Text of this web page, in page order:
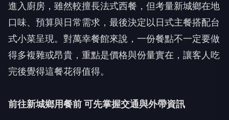
進入廚房，雖然較擅長法式西餐，但考量新城鄉在地
口味、預算與日常需求，最後決定以日式主餐搭配台
式小菜呈現。對萬幸餐館來說，一份餐點不一定要做
得多複雜或昂貴，重點是價格與份量實在，讓客人吃
完後覺得這餐花得值得。
前往新城鄉用餐前 可先掌握交通與外帶資訊